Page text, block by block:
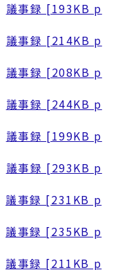
議事録 [193KB p
議事録 [214KB p
議事録 [208KB p
議事録 [244KB p
議事録 [199KB p
議事録 [293KB p
議事録 [231KB p
議事録 [235KB p
議事録 [211KB p